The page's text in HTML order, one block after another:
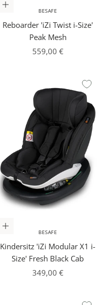
In den Warenkorb
BESAFE
Reboarder 'iZi Twist i-Size'
Peak Mesh
Angebot
559,00 €
In den Warenkorb
BESAFE
Kindersitz 'iZi Modular X1 i-
Size' Fresh Black Cab
Angebot
349,00 €